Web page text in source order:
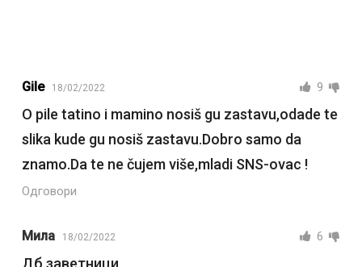
Gile 18/02/2022 9
O pile tatino i mamino nosiš gu zastavu,odade te
slika kude gu nosiš zastavu.Dobro samo da
znamo.Da te ne čujem više,mladi SNS-ovac !
Одговори
Мила 18/02/2022 6
Дб заветници